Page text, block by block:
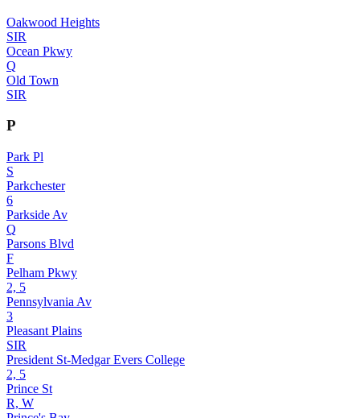
Oakwood Heights
SIR
Ocean Pkwy
Q
Old Town
SIR
P
Park Pl
S
Parkchester
6
Parkside Av
Q
Parsons Blvd
F
Pelham Pkwy
2, 5
Pennsylvania Av
3
Pleasant Plains
SIR
President St-Medgar Evers College
2, 5
Prince St
R, W